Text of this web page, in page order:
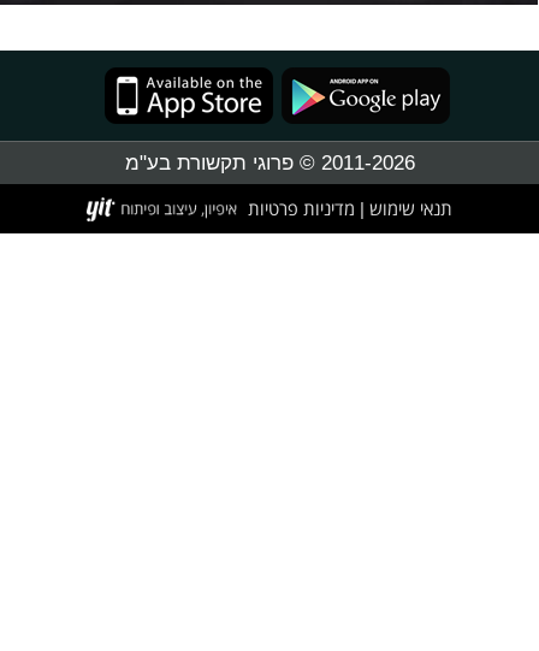
2011-2026 © פרוגי תקשורת בע"מ
תנאי שימוש מדיניות פרטיות